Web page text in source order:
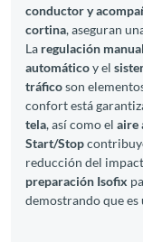
conductor y
cortina, aseguran
La regulación
automáticoy el
tráficoson
confort está
tela, así como el aire
Start/Stop
reducción del
preparación Isofix
demostrando que